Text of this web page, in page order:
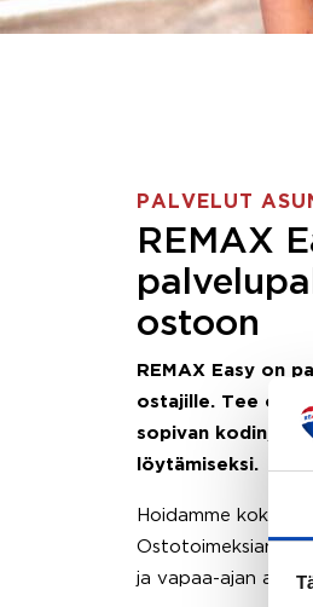
PALVELUT
REMAX
ostoon
REMAX Easy on
ostajille. Tee
sopivan kodin,
löytämiseksi.
Hoidamme koko
ja vapaa-ajan